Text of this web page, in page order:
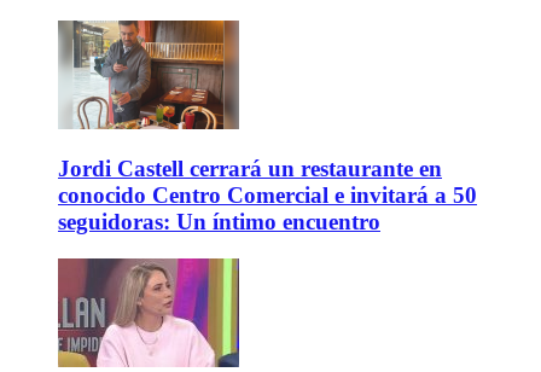
Jordi Castell cerrará un restaurante en
conocido Centro Comercial e invitará a 50
seguidoras: Un íntimo encuentro